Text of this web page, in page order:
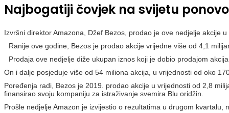
Najbogatiji čovjek na svijetu
Izvršni direktor Amazona, Džef Bezos, prodao je ove nedjelje akcije
Ranije ove godine, Bezos je prodao akcije vrijedne više od 4,1
Prodaja ove nedjelje diže ukupan iznos koji je dobio prodajom
On i dalje posjeduje više od 54 miliona akcija, u vrijednosti od oko
Poređenja radi, Bezos je 2019. prodao akcije u vrijednosti od 2,8
finansirao svoju kompaniju za istraživanje svemira Blu oridžin.
Prošle nedjelje Amazon je izvijestio o rezultatima u drugom